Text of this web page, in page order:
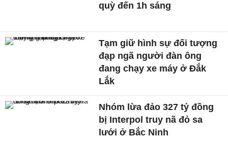
quỳ đến 1h sáng
Tạm giữ hình sự đối tượng
đạp ngã người đàn ông
đang chạy xe máy ở Đắk
Lắk
Nhóm lừa đảo 327 tỷ đồng
bị Interpol truy nã đỏ sa
lưới ở Bắc Ninh